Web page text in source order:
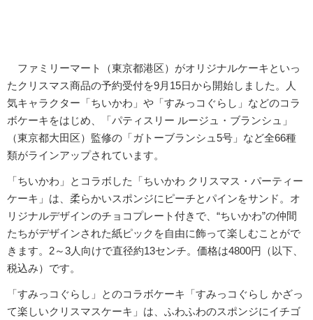
ファミリーマート（東京都港区）がオリジナルケーキといっ
たクリスマス商品の予約受付を9月15日から開始しました。人
気キャラクター「ちいかわ」や「すみっコぐらし」などのコラ
ボケーキをはじめ、「パティスリー ルージュ・ブランシュ」
（東京都大田区）監修の「ガトーブランシュ5号」など全66種
類がラインアップされています。
「ちいかわ」とコラボした「ちいかわ クリスマス・パーティー
ケーキ」は、柔らかいスポンジにピーチとパインをサンド。オ
リジナルデザインのチョコプレート付きで、“ちいかわ”の仲間
たちがデザインされた紙ピックを自由に飾って楽しむことがで
きます。2～3人向けで直径約13センチ。価格は4800円（以下、
税込み）です。
「すみっコぐらし」とのコラボケーキ「すみっコぐらし かざっ
て楽しいクリスマスケーキ」は、ふわふわのスポンジにイチゴ